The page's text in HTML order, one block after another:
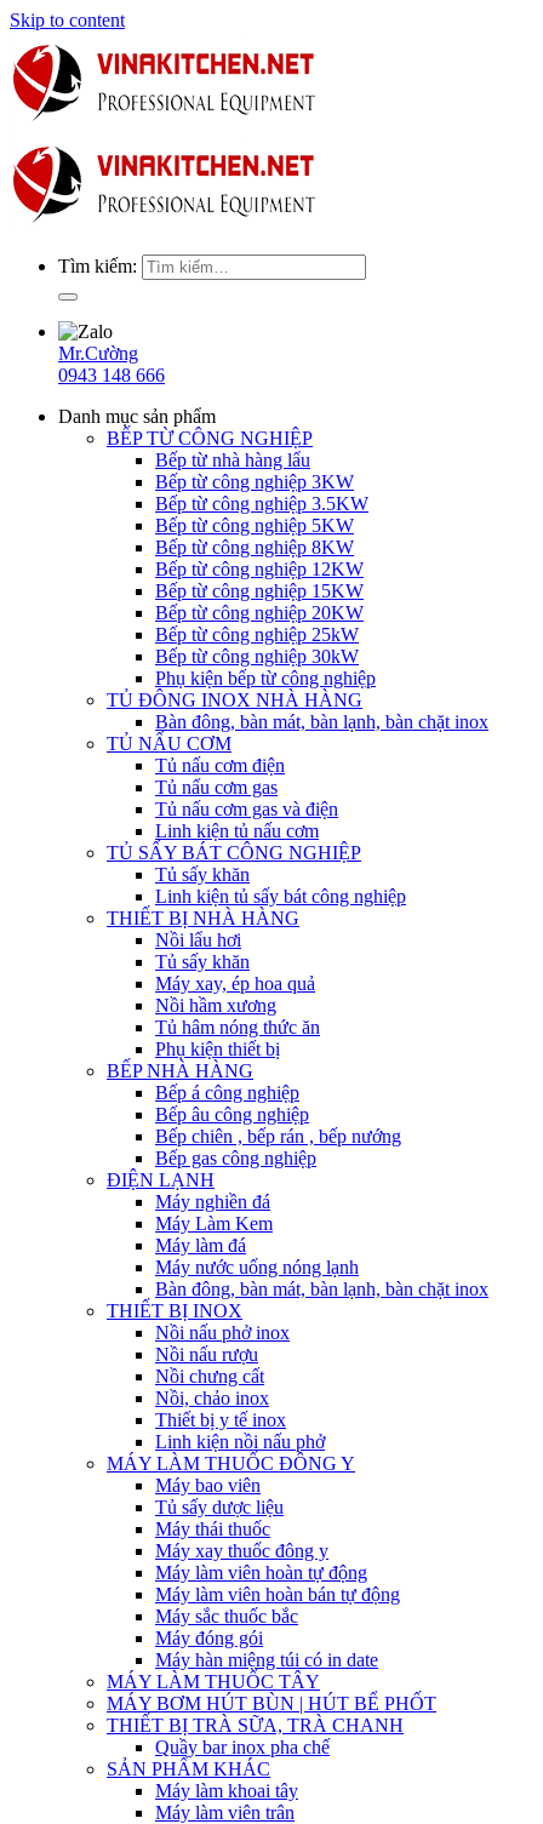
Skip to content
Tìm kiếm:
Mr.Cường
0943 148 666
Danh mục sản phẩm
BẾP TỪ CÔNG NGHIỆP
Bếp từ nhà hàng lẩu
Bếp từ công nghiệp 3KW
Bếp từ công nghiệp 3.5KW
Bếp từ công nghiệp 5KW
Bếp từ công nghiệp 8KW
Bếp từ công nghiệp 12KW
Bếp từ công nghiệp 15KW
Bếp từ công nghiệp 20KW
Bếp từ công nghiệp 25kW
Bếp từ công nghiệp 30kW
Phụ kiện bếp từ công nghiệp
TỦ ĐÔNG INOX NHÀ HÀNG
Bàn đông, bàn mát, bàn lạnh, bàn chặt inox
TỦ NẤU CƠM
Tủ nấu cơm điện
Tủ nấu cơm gas
Tủ nấu cơm gas và điện
Linh kiện tủ nấu cơm
TỦ SẤY BÁT CÔNG NGHIỆP
Tủ sấy khăn
Linh kiện tủ sấy bát công nghiệp
THIẾT BỊ NHÀ HÀNG
Nồi lẩu hơi
Tủ sấy khăn
Máy xay, ép hoa quả
Nồi hầm xương
Tủ hâm nóng thức ăn
Phụ kiện thiết bị
BẾP NHÀ HÀNG
Bếp á công nghiệp
Bếp âu công nghiệp
Bếp chiên , bếp rán , bếp nướng
Bếp gas công nghiệp
ĐIỆN LẠNH
Máy nghiền đá
Máy Làm Kem
Máy làm đá
Máy nước uống nóng lạnh
Bàn đông, bàn mát, bàn lạnh, bàn chặt inox
THIẾT BỊ INOX
Nồi nấu phở inox
Nồi nấu rượu
Nồi chưng cất
Nồi, chảo inox
Thiết bị y tế inox
Linh kiện nồi nấu phở
MÁY LÀM THUỐC ĐÔNG Y
Máy bao viên
Tủ sấy dược liệu
Máy thái thuốc
Máy xay thuốc đông y
Máy làm viên hoàn tự động
Máy làm viên hoàn bán tự động
Máy sắc thuốc bắc
Máy đóng gói
Máy hàn miệng túi có in date
MÁY LÀM THUỐC TÂY
MÁY BƠM HÚT BÙN | HÚT BỂ PHỐT
THIẾT BỊ TRÀ SỮA, TRÀ CHANH
Quầy bar inox pha chế
SẢN PHẨM KHÁC
Máy làm khoai tây
Máy làm viên trân